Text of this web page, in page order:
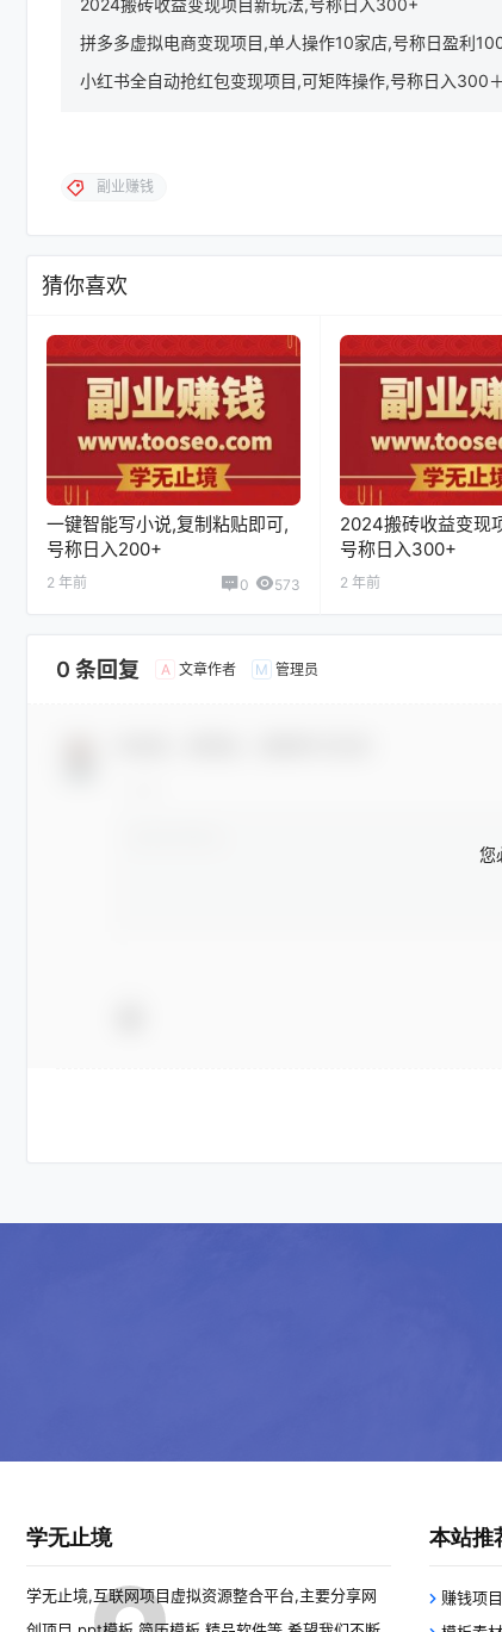
2024搬砖收益变现项目新玩法,号称日入300+
拼多多虚拟电商变现项目,单人操作10家店,号称日盈利
小红书全自动抢红包变现项目,可矩阵操作,号称日入300＋
副业赚钱
猜你喜欢
一键智能写小说,复制粘贴即可,
号称日入200+
2 年前 0 573
2024搬砖收益变现
号称日入300+
2 年前
0 条回复 A 文章作者 M 管理员
您
学无止境
学无止境,互联网项目虚拟资源整合平台,主要分享网
本站推
赚钱项目